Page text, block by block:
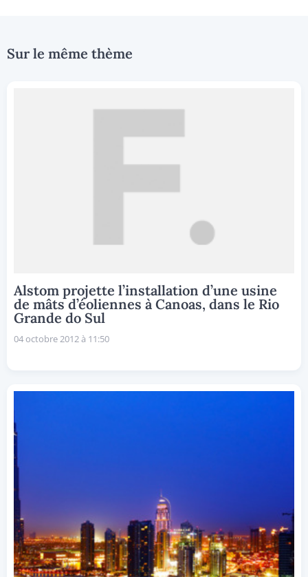
Sur le même thème
Alstom projette l’installation d’une usine
de mâts d’éoliennes à Canoas, dans le Rio
Grande do Sul
04 octobre 2012 à 11:50